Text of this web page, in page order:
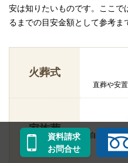
安は知りたいものです。ここで
るまでの目安金額として参考ま
火葬式
直葬や安
家族葬
自宅かそれ
資料請求
お問合せ